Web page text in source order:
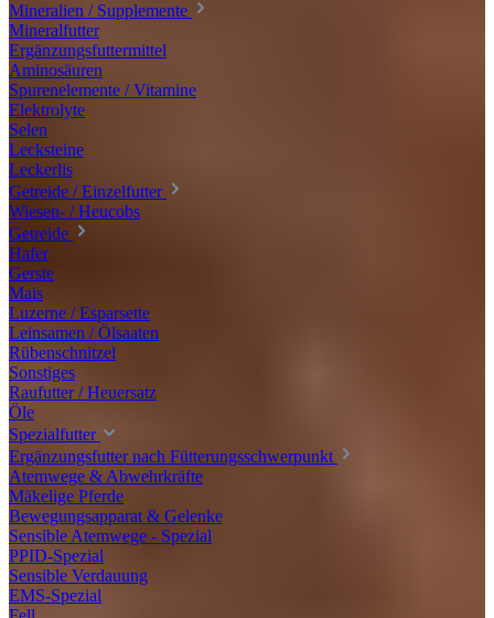
Mineralien / Supplemente
Mineralfutter
Ergänzungsfuttermittel
Aminosäuren
Spurenelemente / Vitamine
Elektrolyte
Selen
Lecksteine
Leckerlis
Getreide / Einzelfutter
Wiesen- / Heucobs
Getreide
Hafer
Gerste
Mais
Luzerne / Esparsette
Leinsamen / Ölsaaten
Rübenschnitzel
Sonstiges
Raufutter / Heuersatz
Öle
Spezialfutter
Ergänzungsfutter nach Fütterungsschwerpunkt
Atemwege & Abwehrkräfte
Mäkelige Pferde
Bewegungsapparat & Gelenke
Sensible Atemwege - Spezial
PPID-Spezial
Sensible Verdauung
EMS-Spezial